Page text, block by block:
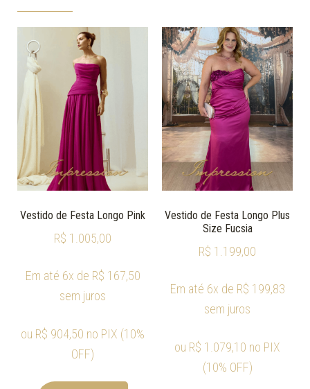
Vestido de Festa Longo Pink
R$ 1.005,00
Em até 6x de R$ 167,50
sem juros
ou R$ 904,50 no PIX (10%
OFF)
Vestido de Festa Longo Plus
Size Fucsia
R$ 1.199,00
Em até 6x de R$ 199,83
sem juros
ou R$ 1.079,10 no PIX
(10% OFF)